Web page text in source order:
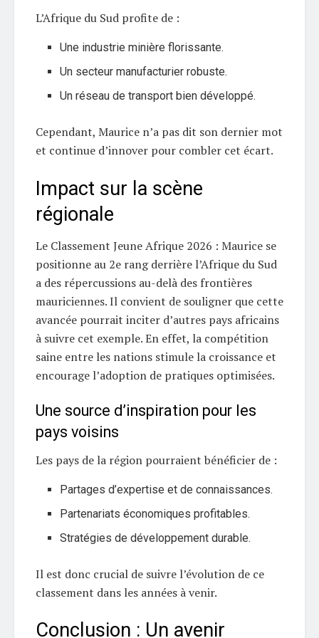
L’Afrique du Sud profite de :
Une industrie minière florissante.
Un secteur manufacturier robuste.
Un réseau de transport bien développé.
Cependant, Maurice n’a pas dit son dernier mot
et continue d’innover pour combler cet écart.
Impact sur la scène
régionale
Le Classement Jeune Afrique 2026 : Maurice se
positionne au 2e rang derrière l’Afrique du Sud
a des répercussions au-delà des frontières
mauriciennes. Il convient de souligner que cette
avancée pourrait inciter d’autres pays africains
à suivre cet exemple. En effet, la compétition
saine entre les nations stimule la croissance et
encourage l’adoption de pratiques optimisées.
Une source d’inspiration pour les
pays voisins
Les pays de la région pourraient bénéficier de :
Partages d’expertise et de connaissances.
Partenariats économiques profitables.
Stratégies de développement durable.
Il est donc crucial de suivre l’évolution de ce
classement dans les années à venir.
Conclusion : Un avenir